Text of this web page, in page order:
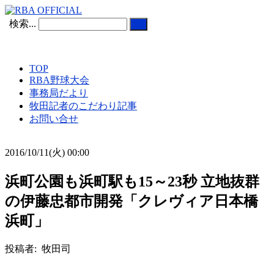
検索...
TOP
RBA野球大会
事務局だより
牧田記者のこだわり記事
お問い合せ
2016/10/11(火) 00:00
浜町公園も浜町駅も15～23秒 立地抜群
の伊藤忠都市開発「クレヴィア日本橋
浜町」
投稿者: 牧田司